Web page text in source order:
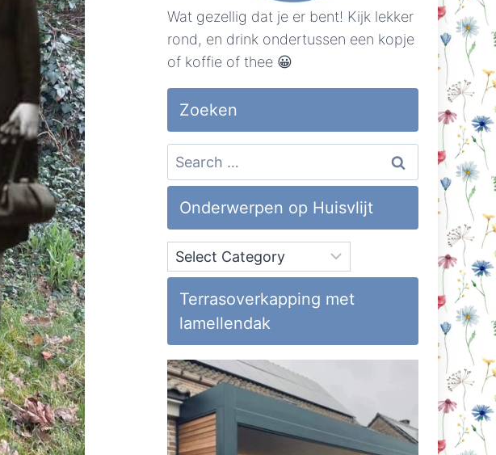
Wat gezellig dat je er bent! Kijk lekker
rond, en drink ondertussen een kopje
of koffie of thee 😀
Zoeken
Search
for:
Onderwerpen op Huisvlijt
Onderwerpen
op
Huisvlijt
Terrasoverkapping met
lamellendak